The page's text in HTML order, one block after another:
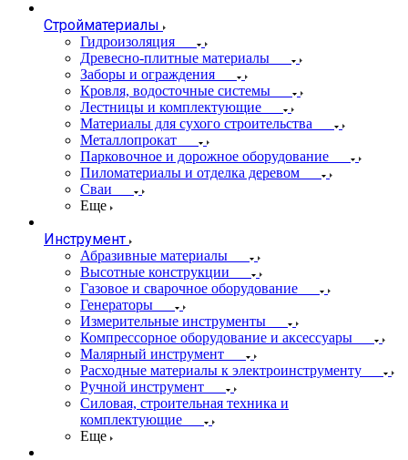
Стройматериалы
Гидроизоляция
Древесно-плитные материалы
Заборы и ограждения
Кровля, водосточные системы
Лестницы и комплектующие
Материалы для сухого строительства
Металлопрокат
Парковочное и дорожное оборудование
Пиломатериалы и отделка деревом
Сваи
Еще
Инструмент
Абразивные материалы
Высотные конструкции
Газовое и сварочное оборудование
Генераторы
Измерительные инструменты
Компрессорное оборудование и аксессуары
Малярный инструмент
Расходные материалы к электроинструменту
Ручной инструмент
Силовая, строительная техника и
комплектующие
Еще